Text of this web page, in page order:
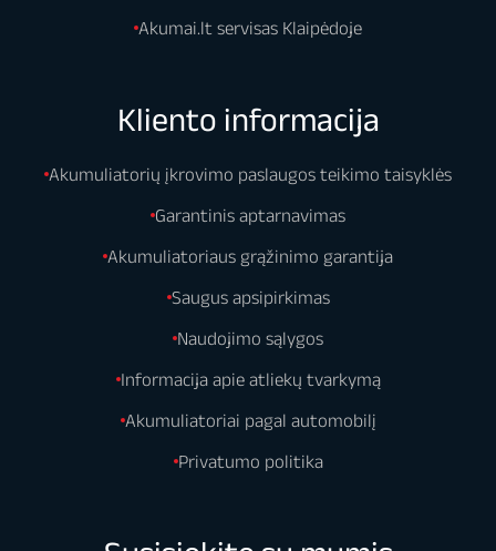
Akumai.lt servisas Klaipėdoje
Kliento informacija
Akumuliatorių įkrovimo paslaugos teikimo taisyklės
Garantinis aptarnavimas
Akumuliatoriaus grąžinimo garantija
Saugus apsipirkimas
Naudojimo sąlygos
Informacija apie atliekų tvarkymą
Akumuliatoriai pagal automobilį
Privatumo politika